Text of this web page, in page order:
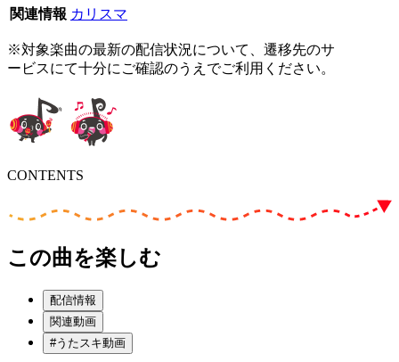
関連情報 カリスマ
※対象楽曲の最新の配信状況について、遷移先のサ
ービスにて十分にご確認のうえでご利用ください。
CONTENTS
この曲を楽しむ
配信情報
関連動画
#うたスキ動画